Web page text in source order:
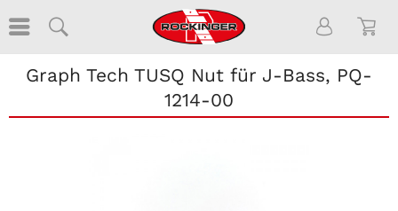
Graph Tech TUSQ Nut für J-Bass, PQ-
1214-00